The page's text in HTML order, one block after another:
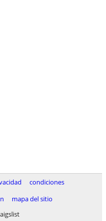
condiciones
mapa del sitio